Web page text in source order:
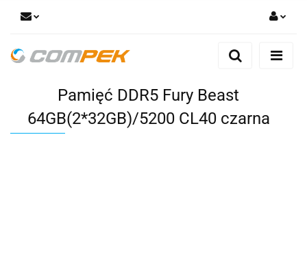
Zaloguj się
Dodaj zgłoszenie
Zgody cookies
Pamięć DDR5 Fury Beast
64GB(2*32GB)/5200 CL40 czarna